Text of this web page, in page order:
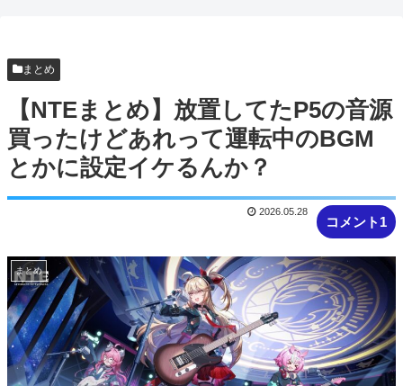
まとめ
【NTEまとめ】放置してたP5の音源
買ったけどあれって運転中のBGM
とかに設定イケるんか？
コメント1
2026.05.28
まとめ